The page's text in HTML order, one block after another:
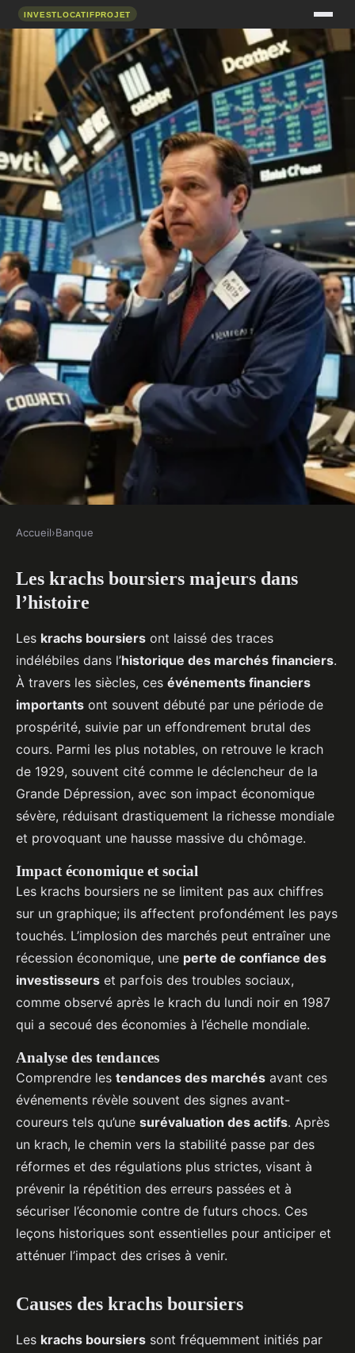
Apprendre de l'histoire : Les
krachs boursiers majeurs et
leurs leçons
Candice 18 février 2025 7 min de lecture
Accueil›Banque
Les krachs boursiers majeurs dans
l’histoire
Les krachs boursiers ont laissé des traces
indélébiles dans l’historique des marchés financiers.
À travers les siècles, ces événements financiers
importants ont souvent débuté par une période de
prospérité, suivie par un effondrement brutal des
cours. Parmi les plus notables, on retrouve le krach
de 1929, souvent cité comme le déclencheur de la
Grande Dépression, avec son impact économique
sévère, réduisant drastiquement la richesse mondiale
et provoquant une hausse massive du chômage.
Impact économique et social
Les krachs boursiers ne se limitent pas aux chiffres
sur un graphique; ils affectent profondément les pays
touchés. L’implosion des marchés peut entraîner une
récession économique, une perte de confiance des
investisseurs et parfois des troubles sociaux,
comme observé après le krach du lundi noir en 1987
qui a secoué des économies à l’échelle mondiale.
Analyse des tendances
Comprendre les tendances des marchés avant ces
événements révèle souvent des signes avant-
coureurs tels qu’une surévaluation des actifs. Après
un krach, le chemin vers la stabilité passe par des
réformes et des régulations plus strictes, visant à
prévenir la répétition des erreurs passées et à
sécuriser l’économie contre de futurs chocs. Ces
leçons historiques sont essentielles pour anticiper et
atténuer l’impact des crises à venir.
Causes des krachs boursiers
Les krachs boursiers sont fréquemment initiés par